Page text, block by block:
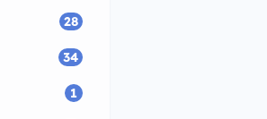
28
34
1